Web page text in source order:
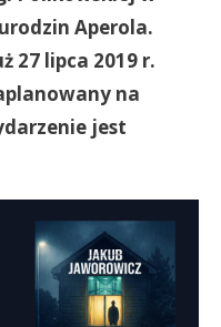
Aperola.
27 lipca 2019 r.
na
jest